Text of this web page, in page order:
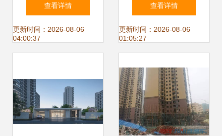
规 规范经营行为
查看详情
更新时间：2026-08-06
04:00:37
子证照 提升物业管
查看详情
更新时间：2026-08-06
01:05:27